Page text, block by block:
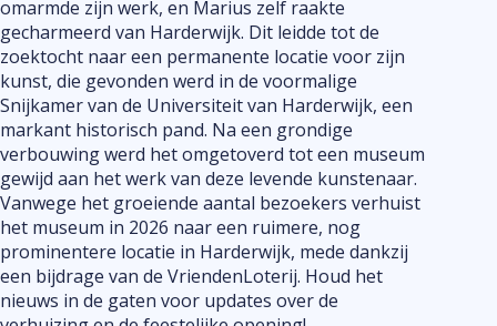
omarmde zijn werk, en Marius zelf raakte
gecharmeerd van Harderwijk. Dit leidde tot de
zoektocht naar een permanente locatie voor zijn
kunst, die gevonden werd in de voormalige
Snijkamer van de Universiteit van Harderwijk, een
markant historisch pand. Na een grondige
verbouwing werd het omgetoverd tot een museum
gewijd aan het werk van deze levende kunstenaar.
Vanwege het groeiende aantal bezoekers verhuist
het museum in 2026 naar een ruimere, nog
prominentere locatie in Harderwijk, mede dankzij
een bijdrage van de VriendenLoterij. Houd het
nieuws in de gaten voor updates over de